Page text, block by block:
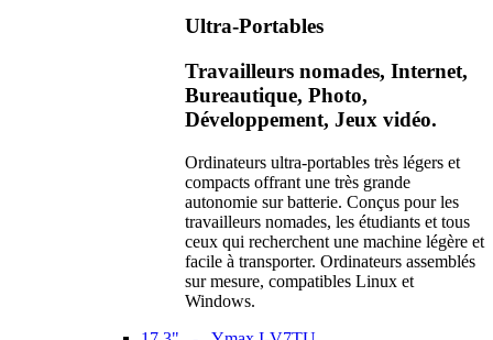
Ultra-Portables
Travailleurs nomades, Internet,
Bureautique, Photo,
Développement, Jeux vidéo.
Ordinateurs ultra-portables très légers et
compacts offrant une très grande
autonomie sur batterie. Conçus pour les
travailleurs nomades, les étudiants et tous
ceux qui recherchent une machine légère et
facile à transporter. Ordinateurs assemblés
sur mesure, compatibles Linux et
Windows.